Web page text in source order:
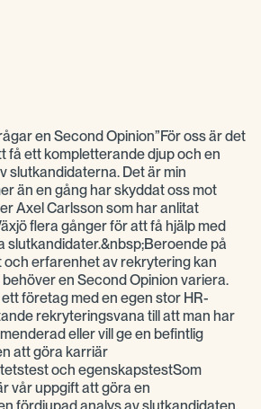
en Second Opinion”För oss är det
få ett kompletterande djup och en
slutkandidaterna. Det är min
än en gång har skyddat oss mot
Axel Carlsson som har anlitat
flera gånger för att få hjälp med
slutkandidater.&nbsp;Beroende på
och erfarenhet av rekrytering kan
en Second Opinion variera.
företag med en egen stor HR-
rekryteringsvana till att man har
eller vill ge en befintlig
att göra karriär
och egenskapstestSom
vår uppgift att göra en